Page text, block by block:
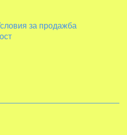
за продажба